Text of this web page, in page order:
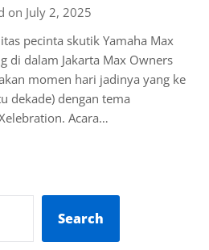
on July 2, 2025
pecinta skutik Yamaha Max
di dalam Jakarta Max Owners
momen hari jadinya yang ke
dekade) dengan tema
Acara…
Search